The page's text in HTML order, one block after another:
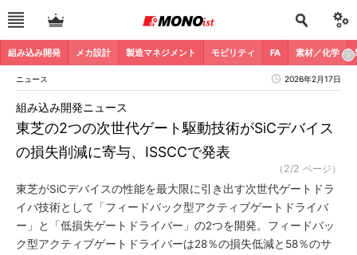
組み込み開発 メカ設計 製造マネジメント モビリティ FA 素材／化学
ニュース 2026年2月17日
東芝の2つの次世代ゲート駆動技術がSiCデバイス
の損失削減に寄与、ISSCCで発表
組み込み開発ニュース
（2/2 ページ）
東芝がSiCデバイスの性能を最大限に引き出す次世代ゲートドラ
イバ技術として「フィードバック型アクティブゲートドライバ
ー」と「低損失ゲートドライバー」の2つを開発。フィードバッ
ク型アクティブゲートドライバーは28％の損失低減と58％のサ